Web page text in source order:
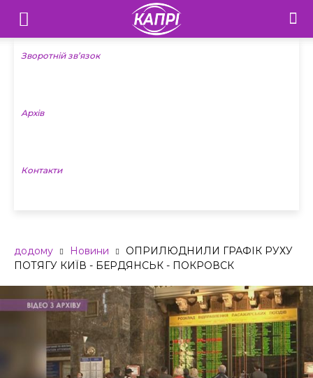
Телебачення
«Капрі»
Новини
Зворотній зв’язок
Архів
Контакти
додому Новини
ОПРИЛЮДНИЛИ ГРАФІК РУХУ
ПОТЯГУ КИЇВ - БЕРДЯНСЬК - ПОКРОВСК